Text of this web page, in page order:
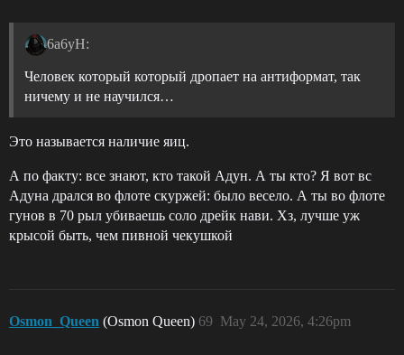
6a6yH:
Человек который который дропает на антиформат, так
ничему и не научился…
Это называется наличие яиц.
А по факту: все знают, кто такой Адун. А ты кто? Я вот вс
Адуна дрался во флоте скуржей: было весело. А ты во флоте
гунов в 70 рыл убиваешь соло дрейк нави. Хз, лучше уж
крысой быть, чем пивной чекушкой
Osmon_Queen (Osmon Queen) May 24, 2026, 4:26pm
69